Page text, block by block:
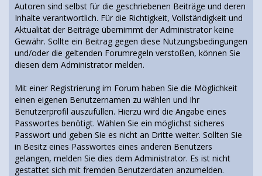
Autoren sind selbst für die geschriebenen Beiträge und deren
Inhalte verantwortlich. Für die Richtigkeit, Vollständigkeit und
Aktualität der Beiträge übernimmt der Administrator keine
Gewähr. Sollte ein Beitrag gegen diese Nutzungsbedingungen
und/oder die geltenden Forumregeln verstoßen, können Sie
diesen dem Administrator melden.
Mit einer Registrierung im Forum haben Sie die Möglichkeit
einen eigenen Benutzernamen zu wählen und Ihr
Benutzerprofil auszufüllen. Hierzu wird die Angabe eines
Passwortes benötigt. Wählen Sie ein möglichst sicheres
Passwort und geben Sie es nicht an Dritte weiter. Sollten Sie
in Besitz eines Passwortes eines anderen Benutzers
gelangen, melden Sie dies dem Administrator. Es ist nicht
gestattet sich mit fremden Benutzerdaten anzumelden.